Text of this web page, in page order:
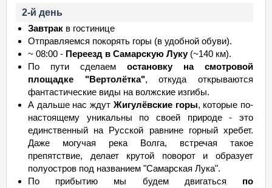
2-й день
Завтрак в гостинице
Отправляемся покорять горы (в удобной обуви).
~ 08:00 - Переезд в Самарскую Луку(~140 км).
По пути сделаем остановку на смотровой
площадке "Вертолётка", откуда открываются
фантастические виды на волжские изгибы.
А дальше нас ждут Жигулёвские горы, которые по-
настоящему уникальны по своей природе - это
единственный на Русской равнине горный хребет.
Даже могучая река Волга, встречая такое
препятствие, делает крутой поворот и образует
полуостров под названием "Самарская Лука".
По прибытию мы будем двигаться по